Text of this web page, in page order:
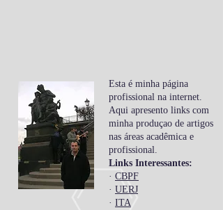
Esta é minha página
profissional na internet.
Aqui apresento links com
minha produçao de artigos
nas áreas acadêmica e
profissional.
Links Interessantes:
· CBPF
· UERJ
· ITA